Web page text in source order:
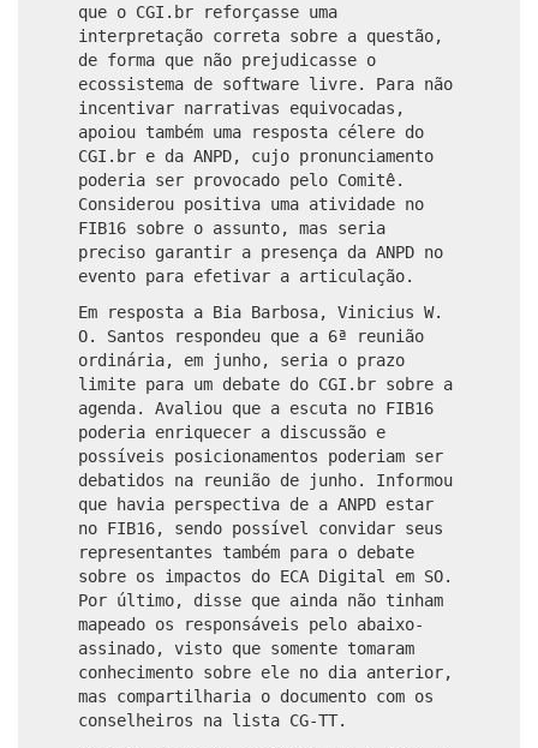
que o CGI.br reforçasse uma
interpretação correta sobre a questão,
de forma que não prejudicasse o
ecossistema de software livre. Para não
incentivar narrativas equivocadas,
apoiou também uma resposta célere do
CGI.br e da ANPD, cujo pronunciamento
poderia ser provocado pelo Comitê.
Considerou positiva uma atividade no
FIB16 sobre o assunto, mas seria
preciso garantir a presença da ANPD no
evento para efetivar a articulação.
Em resposta a Bia Barbosa, Vinicius W.
O. Santos respondeu que a 6ª reunião
ordinária, em junho, seria o prazo
limite para um debate do CGI.br sobre a
agenda. Avaliou que a escuta no FIB16
poderia enriquecer a discussão e
possíveis posicionamentos poderiam ser
debatidos na reunião de junho. Informou
que havia perspectiva de a ANPD estar
no FIB16, sendo possível convidar seus
representantes também para o debate
sobre os impactos do ECA Digital em SO.
Por último, disse que ainda não tinham
mapeado os responsáveis pelo abaixo-
assinado, visto que somente tomaram
conhecimento sobre ele no dia anterior,
mas compartilharia o documento com os
conselheiros na lista CG-TT.